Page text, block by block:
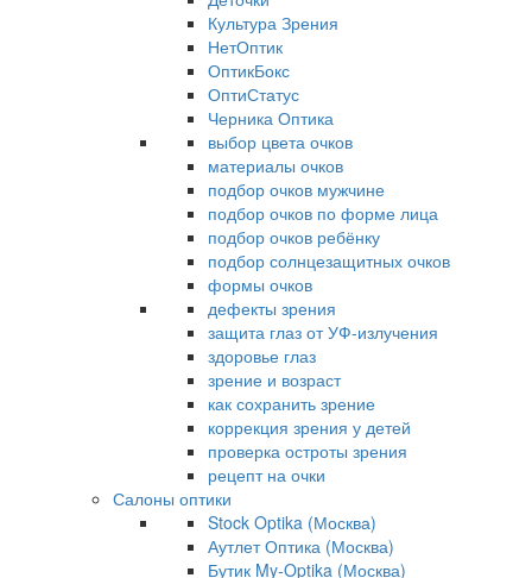
Культура Зрения
НетОптик
ОптикБокс
ОптиСтатус
Черника Оптика
выбор цвета очков
материалы очков
подбор очков мужчине
подбор очков по форме лица
подбор очков ребёнку
подбор солнцезащитных очков
формы очков
дефекты зрения
защита глаз от УФ-излучения
здоровье глаз
зрение и возраст
как сохранить зрение
коррекция зрения у детей
проверка остроты зрения
рецепт на очки
Салоны оптики
Stock Optika (Москва)
Аутлет Оптика (Москва)
Бутик My-Optika (Москва)